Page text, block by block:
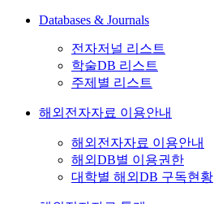
Databases & Journals
전자저널 리스트
학술DB 리스트
주제별 리스트
해외전자자료 이용안내
해외전자자료 이용안내
해외DB별 이용권한
대학별 해외DB 구독현황